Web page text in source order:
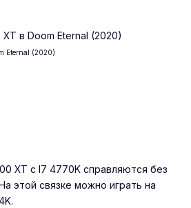
Eternal (2020)
XT с I7 4770K справляются без
этой связке можно играть на